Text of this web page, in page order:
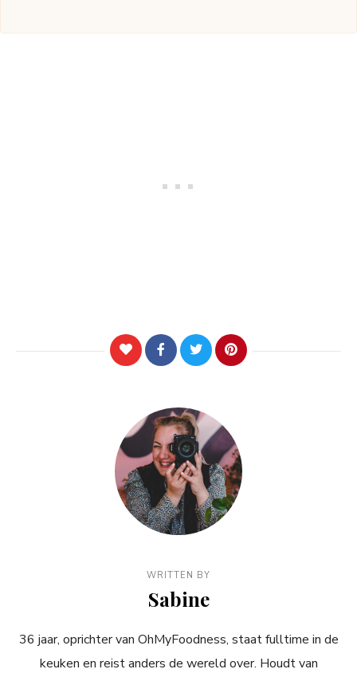
WRITTEN BY
Sabine
36 jaar, oprichter van OhMyFoodness, staat fulltime in de
keuken en reist anders de wereld over. Houdt van